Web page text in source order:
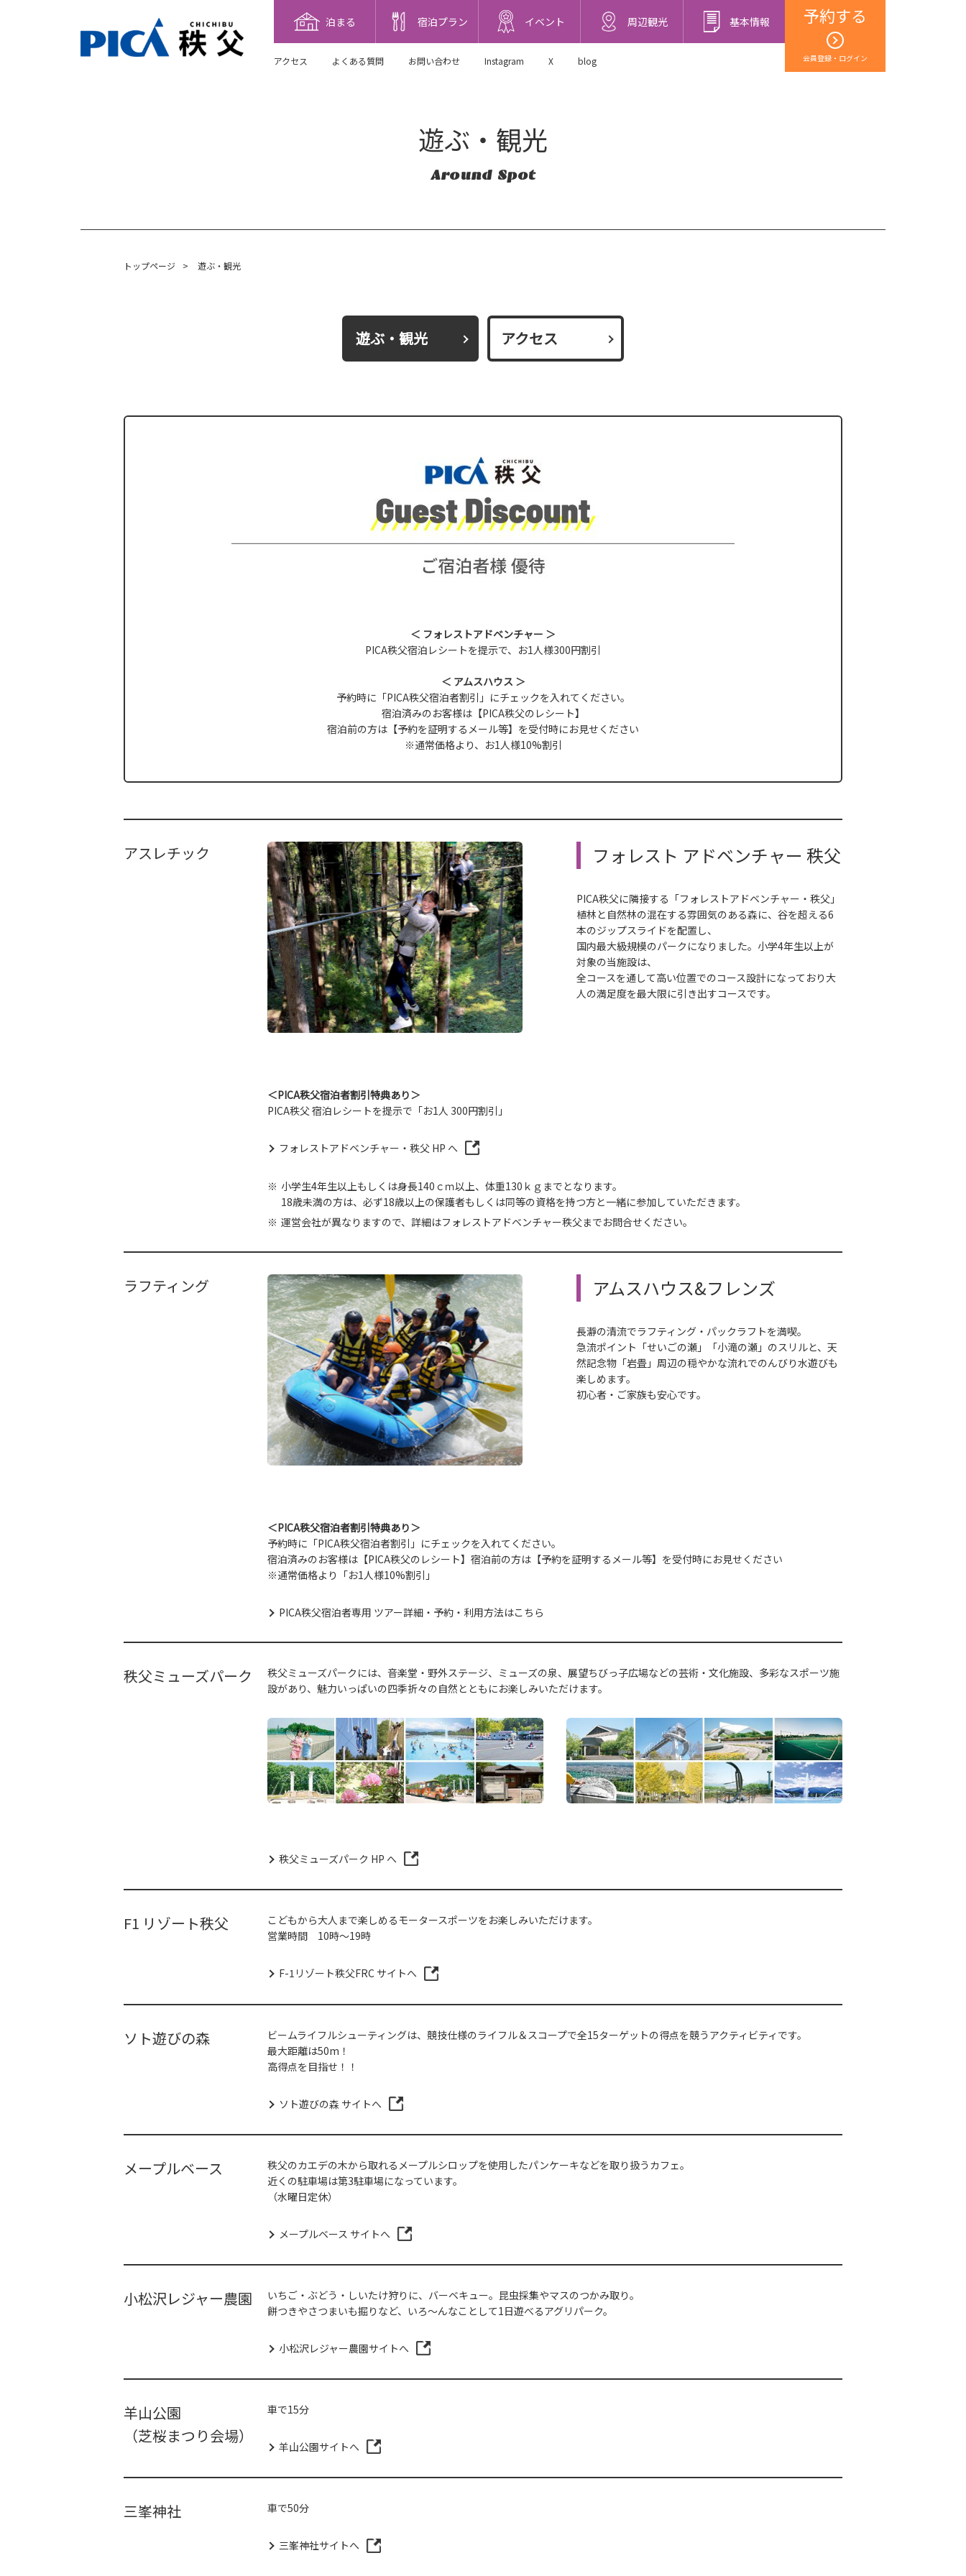
予約する
会員登録・ログイン
泊まる 宿泊プラン イベント 周辺観光 基本情報
アクセス よくある質問 お問い合わせ Instagram X blog
遊ぶ・観光
Around Spot
トップページ > 遊ぶ・観光
遊ぶ・観光 アクセス
＜ フォレストアドベンチャー ＞
PICA秩父宿泊レシートを提示で、お1人様300円割引
＜ アムスハウス ＞
予約時に「PICA秩父宿泊者割引」にチェックを入れてください。
宿泊済みのお客様は【PICA秩父のレシート】
宿泊前の方は【予約を証明するメール等】を受付時にお見せください
※通常価格より、お1人様10%割引
アスレチック フォレスト アドベンチャー 秩父
PICA秩父に隣接する「フォレストアドベンチャー・秩父」
植林と自然林の混在する雰囲気のある森に、谷を超える6
本のジップスライドを配置し、
国内最大級規模のパークになりました。小学4年生以上が
対象の当施設は、
全コースを通して高い位置でのコース設計になっており大
人の満足度を最大限に引き出すコースです。
＜PICA秩父宿泊者割引特典あり＞
PICA秩父 宿泊レシートを提示で「お1人 300円割引」
フォレストアドベンチャー・秩父 HP へ
小学生4年生以上もしくは身長140ｃｍ以上、体重130ｋｇまでとなります。
18歳未満の方は、必ず18歳以上の保護者もしくは同等の資格を持つ方と一緒に参加していただきます。
運営会社が異なりますので、詳細はフォレストアドベンチャー秩父までお問合せください。
ラフティング アムスハウス&フレンズ
長瀞の清流でラフティング・パックラフトを満喫。
急流ポイント「せいごの瀬」「小滝の瀬」のスリルと、天
然記念物「岩畳」周辺の穏やかな流れでのんびり水遊びも
楽しめます。
初心者・ご家族も安心です。
＜PICA秩父宿泊者割引特典あり＞
予約時に「PICA秩父宿泊者割引」にチェックを入れてください。
宿泊済みのお客様は【PICA秩父のレシート】宿泊前の方は【予約を証明するメール等】を受付時にお見せください
※通常価格より「お1人様10%割引」
PICA秩父宿泊者専用 ツアー詳細・予約・利用方法はこちら
秩父ミューズパーク
秩父ミューズパークには、音楽堂・野外ステージ、ミューズの泉、展望ちびっ子広場などの芸術・文化施設、多彩なスポーツ施
設があり、魅力いっぱいの四季折々の自然とともにお楽しみいただけます。
秩父ミューズパーク HP へ
F1 リゾート秩父
こどもから大人まで楽しめるモータースポーツをお楽しみいただけます。
営業時間 10時～19時
F-1リゾート秩父FRC サイトへ
ソト遊びの森
ビームライフルシューティングは、競技仕様のライフル＆スコープで全15ターゲットの得点を競うアクティビティです。
最大距離は50m！
高得点を目指せ！！
ソト遊びの森 サイトへ
メープルベース
秩父のカエデの木から取れるメープルシロップを使用したパンケーキなどを取り扱うカフェ。
近くの駐車場は第3駐車場になっています。
（水曜日定休）
メープルベース サイトへ
小松沢レジャー農園
いちご・ぶどう・しいたけ狩りに、バーベキュー。昆虫採集やマスのつかみ取り。
餅つきやさつまいも掘りなど、いろ～んなことして1日遊べるアグリパーク。
小松沢レジャー農園サイトへ
羊山公園
（芝桜まつり会場）
車で15分
羊山公園サイトへ
三峯神社 車で50分
三峯神社サイトへ